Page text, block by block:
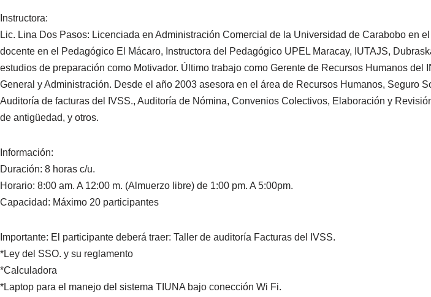
Instructora:
Lic. Lina Dos Pasos: Licenciada en Administración Comercial de la Universidad de Carabobo en
docente en el Pedagógico El Mácaro, Instructora del Pedagógico UPEL Maracay, IUTAJS,
estudios de preparación como Motivador. Último trabajo como Gerente de Recursos Humanos del
General y Administración. Desde el año 2003 asesora en el área de Recursos Humanos, Seguro
Auditoría de facturas del IVSS., Auditoría de Nómina, Convenios Colectivos, Elaboración y
de antigüedad, y otros.
Información:
Duración: 8 horas c/u.
Horario: 8:00 am. A 12:00 m. (Almuerzo libre) de 1:00 pm. A 5:00pm.
Capacidad: Máximo 20 participantes
Importante: El participante deberá traer: Taller de auditoría Facturas del IVSS.
*Ley del SSO. y su reglamento
*Calculadora
*Laptop para el manejo del sistema TIUNA bajo conección Wi Fi.